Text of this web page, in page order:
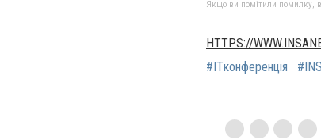
Якщо ви помітили помилку,
HTTPS://
#ITконференція